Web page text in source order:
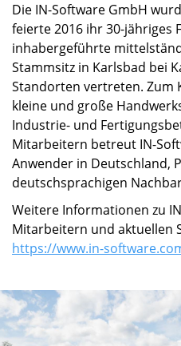
Die IN-Software GmbH
feierte 2016 ihr 30-jähriges
inhabergeführte
Stammsitz in Karlsbad bei
Standorten vertreten. Zum
kleine und große
Industrie- und
Mitarbeitern betreut IN-
Anwender in Deutschland,
deutschsprachigen
Weitere Informationen zu
Mitarbeitern und aktuellen
https://www.in-